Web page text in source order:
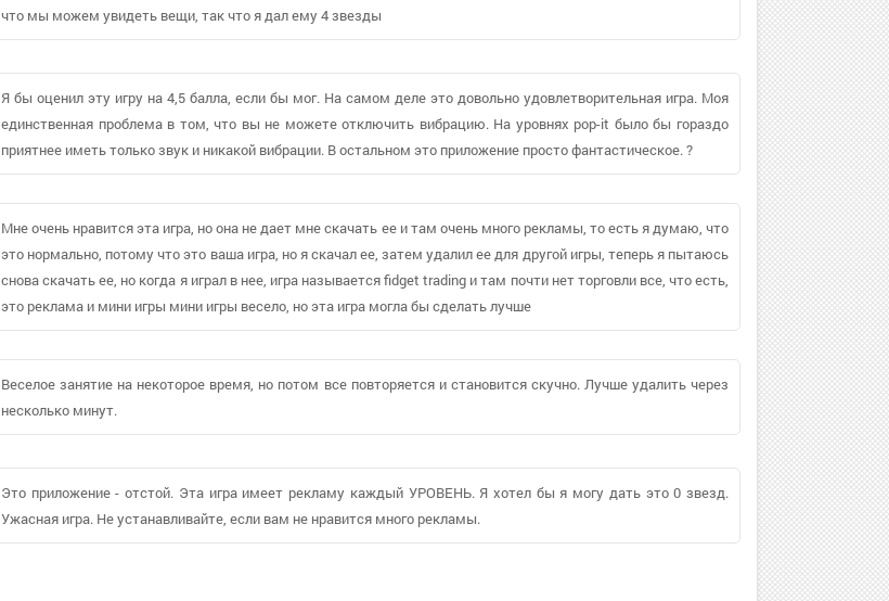
что мы можем увидеть вещи, так что я дал ему 4 звезды
Я бы оценил эту игру на 4,5 балла, если бы мог. На самом деле это довольно удовлетворительная игра. Моя
единственная проблема в том, что вы не можете отключить вибрацию. На уровнях pop-it было бы гораздо
приятнее иметь только звук и никакой вибрации. В остальном это приложение просто фантастическое. ?
Мне очень нравится эта игра, но она не дает мне скачать ее и там очень много рекламы, то есть я думаю, что
это нормально, потому что это ваша игра, но я скачал ее, затем удалил ее для другой игры, теперь я пытаюсь
снова скачать ее, но когда я играл в нее, игра называется fidget trading и там почти нет торговли все, что есть,
это реклама и мини игры мини игры весело, но эта игра могла бы сделать лучше
Веселое занятие на некоторое время, но потом все повторяется и становится скучно. Лучше удалить через
несколько минут.
Это приложение - отстой. Эта игра имеет рекламу каждый УРОВЕНЬ. Я хотел бы я могу дать это 0 звезд.
Ужасная игра. Не устанавливайте, если вам не нравится много рекламы.